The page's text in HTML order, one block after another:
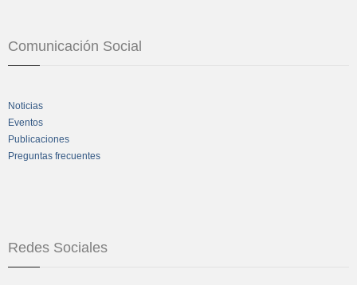
Comunicación Social
Noticias
Eventos
Publicaciones
Preguntas frecuentes
Redes Sociales